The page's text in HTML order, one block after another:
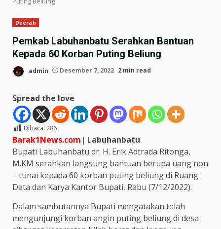
Daerah
Pemkab Labuhanbatu Serahkan Bantuan
Kepada 60 Korban Puting Beliung
admin Desember 7, 2022 2 min read
Spread the love
Dibaca: 286
Barak1News.com | Labuhanbatu
Bupati Labuhanbatu dr. H. Erik Adtrada Ritonga,
M.KM serahkan langsung bantuan berupa uang non
– tunai kepada 60 korban puting beliung di Ruang
Data dan Karya Kantor Bupati, Rabu (7/12/2022).
Dalam sambutannya Bupati mengatakan telah
mengunjungi korban angin puting beliung di desa